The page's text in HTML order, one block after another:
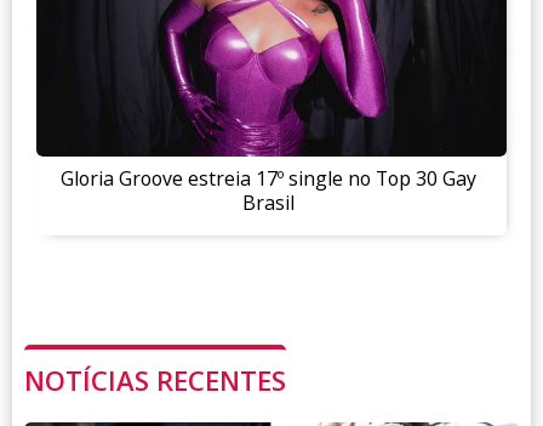
Gloria Groove estreia 17º single no Top 30 Gay
Brasil
NOTÍCIAS RECENTES